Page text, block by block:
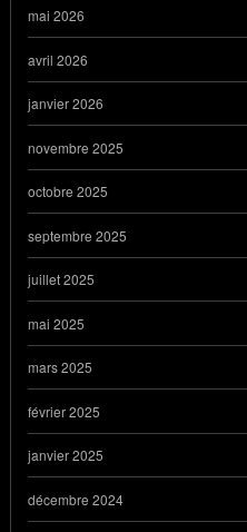
mai 2026
avril 2026
janvier 2026
novembre 2025
octobre 2025
septembre 2025
juillet 2025
mai 2025
mars 2025
février 2025
janvier 2025
décembre 2024